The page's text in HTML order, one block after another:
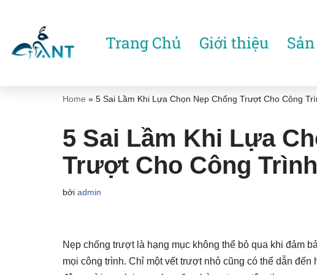
Chuyển
tới
Trang Chủ Giới thiệu
Home » 5 Sai Lầm Khi Lựa Chọn Nẹp Chống Trượt Cho Công
5 Sai Lầm Khi Lựa
Trượt Cho Công Trình
bởi admin
Nẹp chống trượt là hạng mục không thể bỏ qua khi đảm
mọi công trình. Chỉ một vết trượt nhỏ cũng có thể dẫn